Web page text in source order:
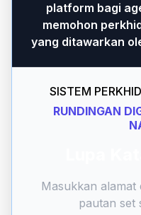
platform bagi
memohon
yang ditawarkan
SISTEM
RUNDINGAN
Masukkan
pautan set